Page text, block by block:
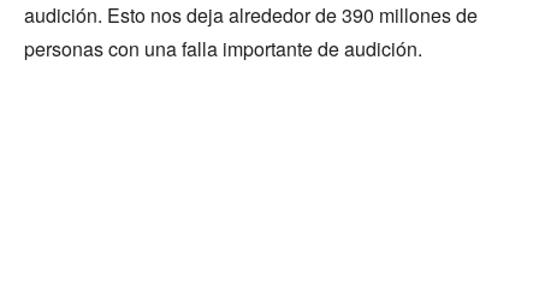
audición. Esto nos deja alrededor de 390 millones de
personas con una falla importante de audición.